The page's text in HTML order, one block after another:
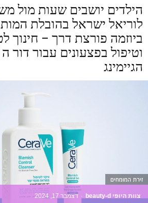
הילדים יושבים שעות מול
ביוזמה פורצת דרך – חינוך
הגיימינג
צוות היופי beauty-d - דצמבר 17, 2024
זירת המומחים